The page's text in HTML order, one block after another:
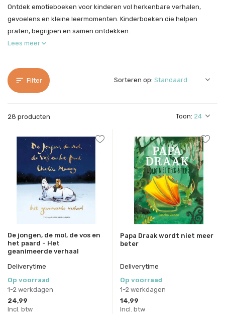
Ontdek emotieboeken voor kinderen vol herkenbare verhalen,
gevoelens en kleine leermomenten. Kinderboeken die helpen
praten, begrijpen en samen ontdekken.
Lees meer
Filter
28 producten Toon:
Sorteren op:
De jongen, de mol, de vos en
het paard - Het
geanimeerde verhaal
Deliverytime
Op voorraad
1-2 werkdagen
24,99
Incl. btw
Papa Draak wordt niet meer
beter
Deliverytime
Op voorraad
1-2 werkdagen
14,99
Incl. btw